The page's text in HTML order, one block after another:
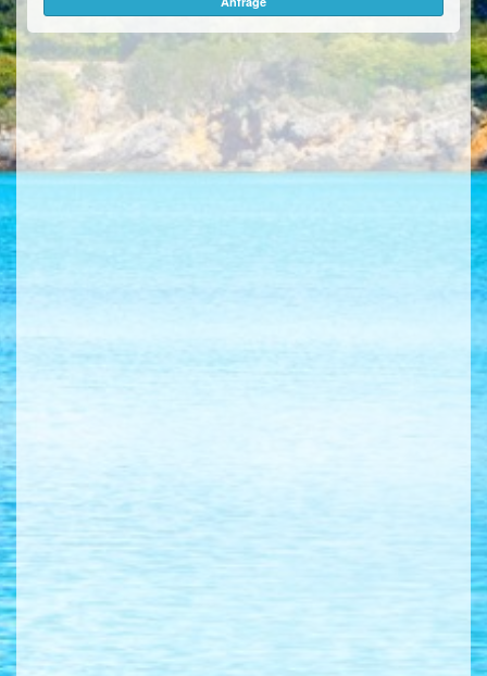
ÜBER UNS
KONTAKT/ANFRAGE
FEEDBACKS